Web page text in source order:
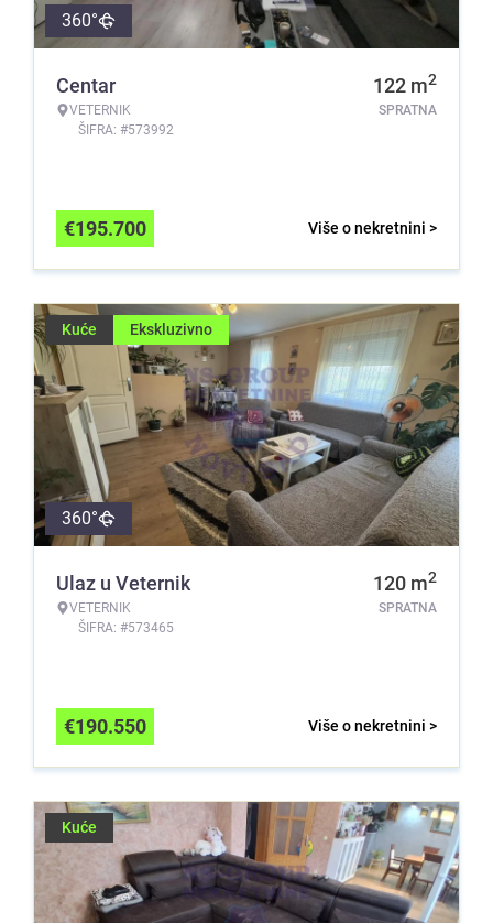
360°
Centar
VETERNIK
ŠIFRA: #573992
122 m2
SPRATNA
Više o nekretnini >
€195.700
Kuće Ekskluzivno
360°
Ulaz u Veternik
VETERNIK
ŠIFRA: #573465
120 m2
SPRATNA
Više o nekretnini >
€190.550
Kuće